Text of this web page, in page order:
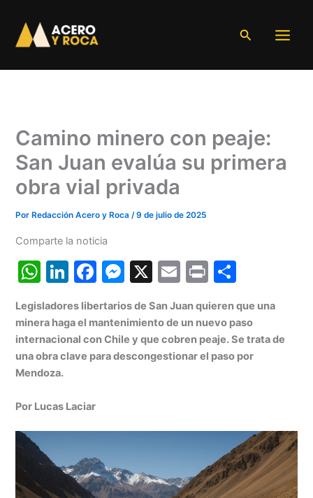
contenido
Buscar
Camino minero con peaje:
San Juan evalúa su primera
obra vial privada
Por Redacción Acero y Roca/9 de julio de 2025
Comparte la noticia
W
at
s
A
p
p
Li
k
e
dI
F
c
e
b
k
M
s
s
e
er
X
E
ai
l
Pr
t
m
p
ar
Legisladores libertarios de San Juan quieren que una
minera haga el mantenimiento de un nuevo paso
internacional con Chile y que cobren peaje. Se trata de
una obra clave para descongestionar el paso por
Mendoza.
Por Lucas Laciar